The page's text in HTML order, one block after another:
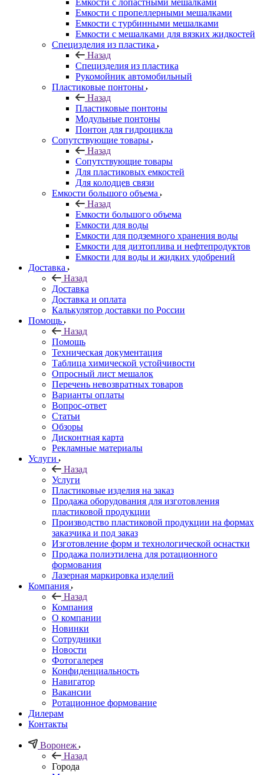
Емкости с лопастными мешалками
Емкости с пропеллерными мешалками
Емкости с турбинными мешалками
Емкости с мешалками для вязких жидкостей
Специзделия из пластика
Назад
Специзделия из пластика
Рукомойник автомобильный
Пластиковые понтоны
Назад
Пластиковые понтоны
Модульные понтоны
Понтон для гидроцикла
Сопутствующие товары
Назад
Сопутствующие товары
Для пластиковых емкостей
Для колодцев связи
Емкости большого объема
Назад
Емкости большого объема
Емкости для воды
Емкости для подземного хранения воды
Емкости для дизтоплива и нефтепродуктов
Емкости для воды и жидких удобрений
Доставка
Назад
Доставка
Доставка и оплата
Калькулятор доставки по России
Помощь
Назад
Помощь
Техническая документация
Таблица химической устойчивости
Опросный лист мешалок
Перечень невозвратных товаров
Варианты оплаты
Вопрос-ответ
Статьи
Обзоры
Дисконтная карта
Рекламные материалы
Услуги
Назад
Услуги
Пластиковые изделия на заказ
Продажа оборудования для изготовления
пластиковой продукции
Производство пластиковой продукции на формах
заказчика и под заказ
Изготовление форм и технологической оснастки
Продажа полиэтилена для ротационного
формования
Лазерная маркировка изделий
Компания
Назад
Компания
О компании
Новинки
Сотрудники
Новости
Фотогалерея
Конфиденциальность
Навигатор
Вакансии
Ротационное формование
Дилерам
Контакты
Воронеж
Назад
Города